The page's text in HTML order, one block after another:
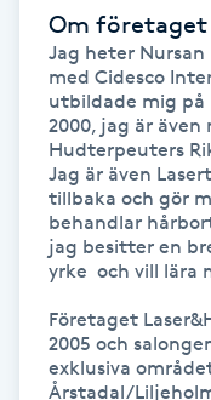
Hyperhidros
Hypnos
Hårborttagning
Hårförlängning
Hårvård
Om företaget
Jag heter
med Cidesco
utbildade mig på
2000, jag är även
Hudterpeuters
Jag är även
tillbaka och gör
behandlar
jag besitter en
yrke  och vill lära
Företaget
2005 och
exklusiva
Årstadal/